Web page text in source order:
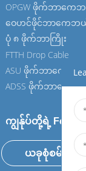
OPGW ဖိုက်ဘာက
ဝေဟင်ဖိုင်ဘာကေ
ပုံ ၈ ဖိုက်ဘာကြိုး
FTTH Drop Cable
ASU ဖိုက်ဘာကေဘ
ADSS ဖိုက်ဘာကေ
ကျွန်ုပ်တို့ရဲ့ Feiboer
ယခုစုံစမ်းမေးမ